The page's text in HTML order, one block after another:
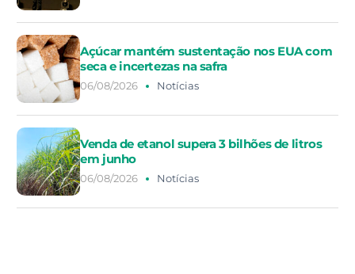
Açúcar mantém sustentação nos EUA com
seca e incertezas na safra
06/08/2026 Notícias
Venda de etanol supera 3 bilhões de litros
em junho
06/08/2026 Notícias